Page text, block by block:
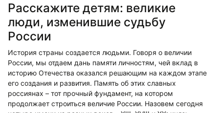
Расскажите детям: великие
люди, изменившие судьбу
России
История страны создается людьми. Говоря о величии
России, мы отдаем дань памяти личностям, чей вклад в
историю Отечества оказался решающим на каждом этапе
его создания и развития. Память об этих славных
россиянах – тот прочный фундамент, на котором
продолжает строиться величие России. Назовем сегодня